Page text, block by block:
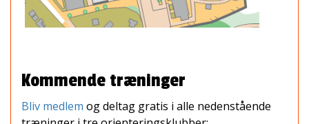
Kommende træninger
Bliv medlem og deltag gratis i alle nedenstående